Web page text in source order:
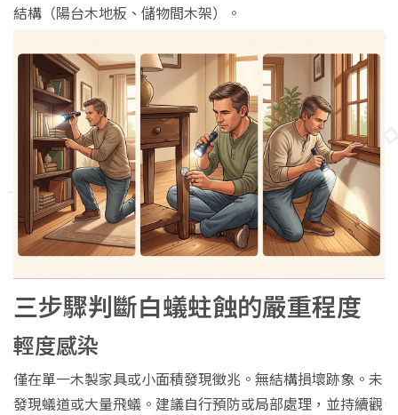
結構（陽台木地板、儲物間木架）。
三步驟判斷白蟻蛀蝕的嚴重程度
輕度感染
僅在單一木製家具或小面積發現徵兆。無結構損壞跡象。未
發現蟻道或大量飛蟻。建議自行預防或局部處理，並持續觀